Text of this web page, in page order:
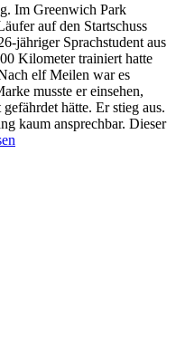
Im Greenwich Park
auf den Startschuss
jähriger Sprachstudent aus
Kilometer trainiert hatte
elf Meilen war es
musste er einsehen,
hätte. Er stieg aus.
kaum ansprechbar. Dieser